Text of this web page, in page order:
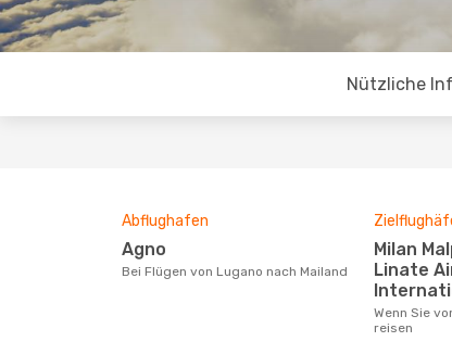
Nützliche
Abflughafen
Agno
Bei Flügen von Lugano nach Mailand
Milan Malpensa Airport,
Linate
Wenn Sie von Lugano nach Mailand
reisen